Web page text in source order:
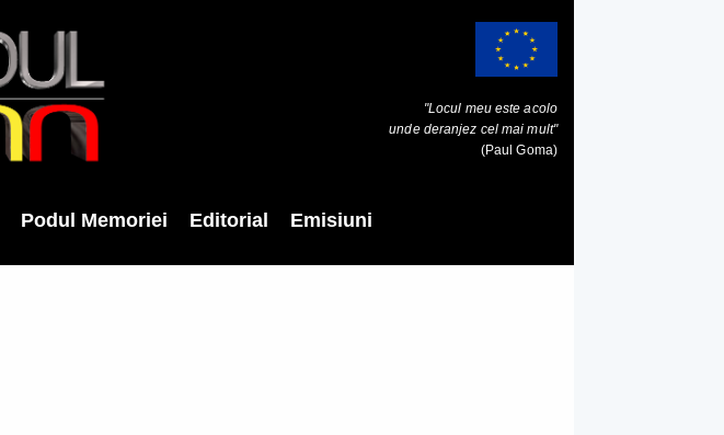
"Locul meu este acolo
unde deranjez cel mai mult"
(Paul Goma)
Podul Memoriei Editorial Emisiuni